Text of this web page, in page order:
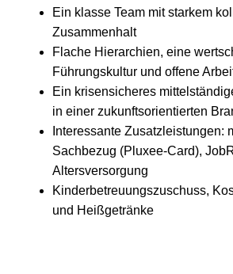
Ein klasse Team mit starkem
Zusammenhalt
Flache Hierarchien, eine
Führungskultur und offene
Ein krisensicheres
in einer zukunftsorientierten
Interessante Zusatzleistungen:
Sachbezug (Pluxee-Card),
Altersversorgung
Kinderbetreuungszuschuss,
und Heißgetränke